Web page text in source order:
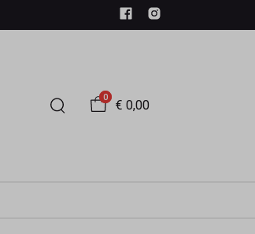
0
€ 0,00